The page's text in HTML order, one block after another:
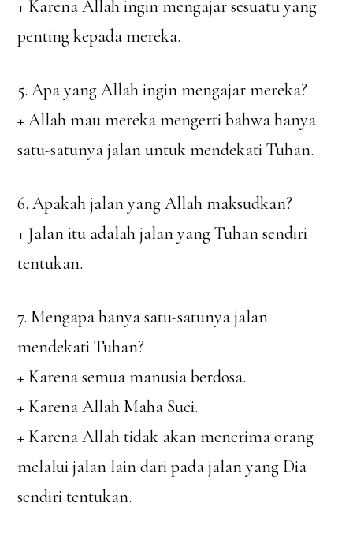
+ Karena Allah ingin mengajar sesuatu yang
penting kepada mereka.
5. Apa yang Allah ingin mengajar mereka?
+ Allah mau mereka mengerti bahwa hanya
satu-satunya jalan untuk mendekati Tuhan.
6. Apakah jalan yang Allah maksudkan?
+ Jalan itu adalah jalan yang Tuhan sendiri
tentukan.
7. Mengapa hanya satu-satunya jalan
mendekati Tuhan?
+ Karena semua manusia berdosa.
+ Karena Allah Maha Suci.
+ Karena Allah tidak akan menerima orang
melalui jalan lain dari pada jalan yang Dia
sendiri tentukan.